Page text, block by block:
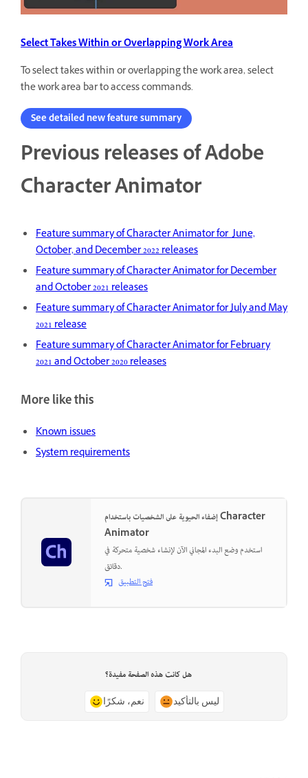
Select Takes Within or Overlapping Work Area
To select takes within or overlapping the work area, select
the work area bar to access commands.
See detailed new feature summary
Previous releases of Adobe
Character Animator
Feature summary of Character Animator for June,
October, and December 2022 releases
Feature summary of Character Animator for December
and October 2021 releases
Feature summary of Character Animator for July and May
2021 release
Feature summary of Character Animator for February
2021 and October 2020 releases
More like this
Known issues
System requirements
إضفاء الحيوية على الشخصيات باستخدام Character
Animator
استخدم وضع البدء المجاني الآن لإنشاء شخصية متحركة في
دقائق.
فتح التطبيق
هل كانت هذه الصفحة مفيدة؟
نعم، شكرًا ليس بالتأكيد